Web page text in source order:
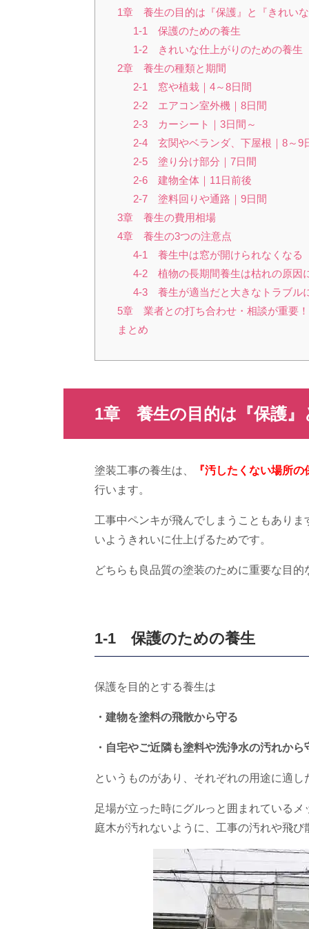
1章 養生の目的は『保護』と『きれい
1-1 保護のための養生
1-2 きれいな仕上がりのための養生
2章 養生の種類と期間
2-1 窓や植栽｜4～8日間
2-2 エアコン室外機｜8日間
2-3 カーシート｜3日間～
2-4 玄関やベランダ、下屋根｜8～9
2-5 塗り分け部分｜7日間
2-6 建物全体｜11日前後
2-7 塗料回りや通路｜9日間
3章 養生の費用相場
4章 養生の3つの注意点
4-1 養生中は窓が開けられなくなる
4-2 植物の長期間養生は枯れの原因
4-3 養生が適当だと大きなトラブル
5章 業者との打ち合わせ・相談が重要！
まとめ
1章 養生の目的は『保護』
塗装工事の養生は、
『汚したくない場所の
行います。
工事中ペンキが飛んでしまうこともあり
いようきれいに仕上げるためです。
どちらも良品質の塗装のために重要な目
1-1 保護のための養生
保護を目的とする養生は
・建物を塗料の飛散から守る
・自宅やご近隣も塗料や洗浄水の汚れから
というものがあり、それぞれの用途に適
足場が立った時にグルっと囲まれている
庭木が汚れないように、工事の汚れや飛